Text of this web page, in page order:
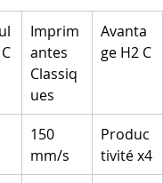
Imprim
antes
Classiq
ues
Avanta
ge H2 C
150
mm/s
Produc
tivité x4